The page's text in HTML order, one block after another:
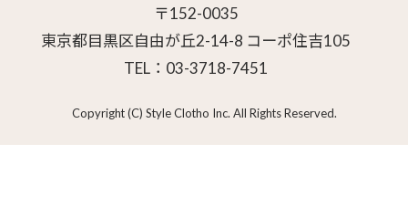
〒152-0035
東京都目黒区自由が丘2-14-8 コーポ住吉105
TEL：03-3718-7451
Copyright (C) Style Clotho Inc. All Rights Reserved.